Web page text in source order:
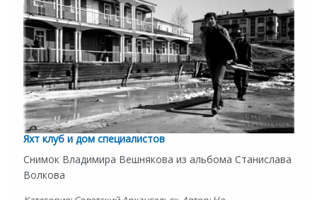
Яхт клуб и дом специалистов
Снимок Владимира Вешнякова из альбома Станислава
Волкова